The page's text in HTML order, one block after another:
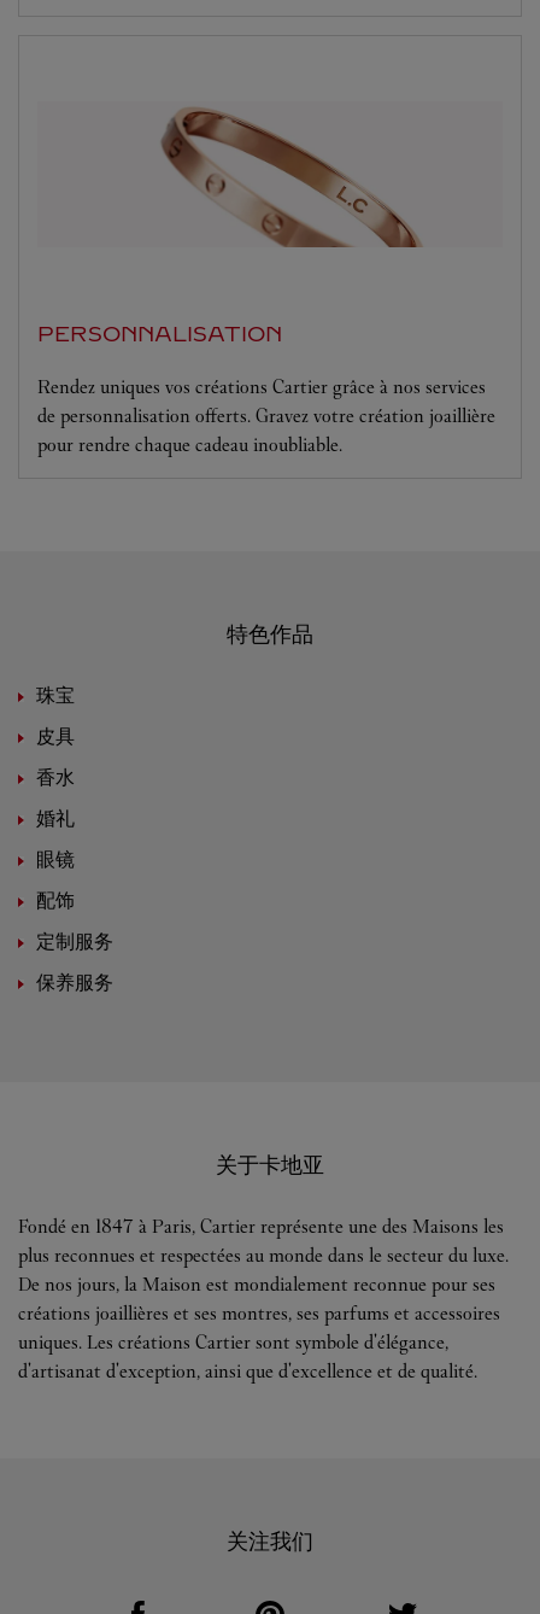
PERSONNALISATION
Rendez uniques vos créations Cartier grâce à nos services
de personnalisation offerts. Gravez votre création joaillière
pour rendre chaque cadeau inoubliable.
特色作品
珠宝
皮具
香水
婚礼
眼镜
配饰
定制服务
保养服务
关于卡地亚
Fondé en 1847 à Paris, Cartier représente une des Maisons les
plus reconnues et respectées au monde dans le secteur du luxe.
De nos jours, la Maison est mondialement reconnue pour ses
créations joaillières et ses montres, ses parfums et accessoires
uniques. Les créations Cartier sont symbole d'élégance,
d'artisanat d'exception, ainsi que d'excellence et de qualité.
关注我们
Visit us on Facebook
Link Opens in New TabVisit us on Pinterest
Link Opens in New TabVisit us on Twitter
Link Opens in New